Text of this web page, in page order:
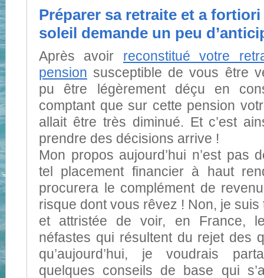
Préparer sa retraite et a
soleil demande un peu
Après avoir reconstitué votre
pension susceptible de vous être
pu être légèrement déçu en
comptant que sur cette pension
allait être très diminué. Et c’est
prendre des décisions arrive !
Mon propos aujourd’hui n’est pas
tel placement financier à haut
procurera le complément de
risque dont vous rêvez ! Non, je suis
et attristée de voir, en France,
néfastes qui résultent du rejet des
qu’aujourd’hui, je voudrais
quelques conseils de base qui